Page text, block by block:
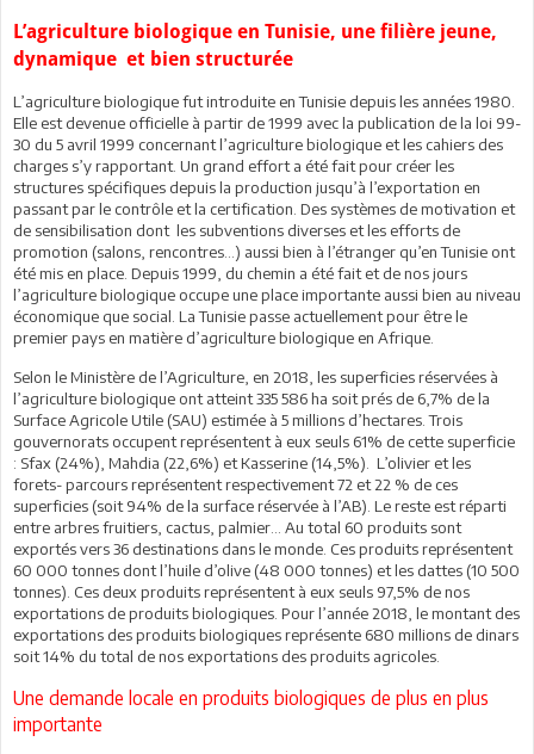
L’agriculture biologique en Tunisie, une filière jeune,
dynamique et bien structurée
L’agriculture biologique fut introduite en Tunisie depuis les années 1980.
Elle est devenue officielle à partir de 1999 avec la publication de la loi 99-
30 du 5 avril 1999 concernant l’agriculture biologique et les cahiers des
charges s’y rapportant. Un grand effort a été fait pour créer les
structures spécifiques depuis la production jusqu’à l’exportation en
passant par le contrôle et la certification. Des systèmes de motivation et
de sensibilisation dont les subventions diverses et les efforts de
promotion (salons, rencontres…) aussi bien à l’étranger qu’en Tunisie ont
été mis en place. Depuis 1999, du chemin a été fait et de nos jours
l’agriculture biologique occupe une place importante aussi bien au niveau
économique que social. La Tunisie passe actuellement pour être le
premier pays en matière d’agriculture biologique en Afrique.
Selon le Ministère de l’Agriculture, en 2018, les superficies réservées à
l’agriculture biologique ont atteint 335 586 ha soit prés de 6,7% de la
Surface Agricole Utile (SAU) estimée à 5 millions d’hectares. Trois
gouvernorats occupent représentent à eux seuls 61% de cette superficie
: Sfax (24%), Mahdia (22,6%) et Kasserine (14,5%). L’olivier et les
forets- parcours représentent respectivement 72 et 22 % de ces
superficies (soit 94% de la surface réservée à l’AB). Le reste est réparti
entre arbres fruitiers, cactus, palmier... Au total 60 produits sont
exportés vers 36 destinations dans le monde. Ces produits représentent
60 000 tonnes dont l’huile d’olive (48 000 tonnes) et les dattes (10 500
tonnes). Ces deux produits représentent à eux seuls 97,5% de nos
exportations de produits biologiques. Pour l’année 2018, le montant des
exportations des produits biologiques représente 680 millions de dinars
soit 14% du total de nos exportations des produits agricoles.
Une demande locale en produits biologiques de plus en plus
importante